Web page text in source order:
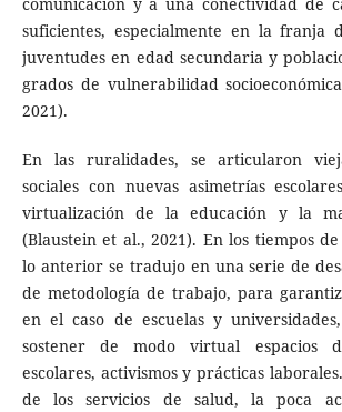
suficientes, especialmente en la franja
juventudes en edad secundaria y
grados de vulnerabilidad
2021).
En las ruralidades, se articularon
sociales con nuevas asimetrías
virtualización de la educación y la
(Blaustein et al., 2021). En los tiempos
lo anterior se tradujo en una serie de
de metodología de trabajo, para
en el caso de escuelas y
sostener de modo virtual espacios
escolares, activismos y prácticas
de los servicios de salud, la poca